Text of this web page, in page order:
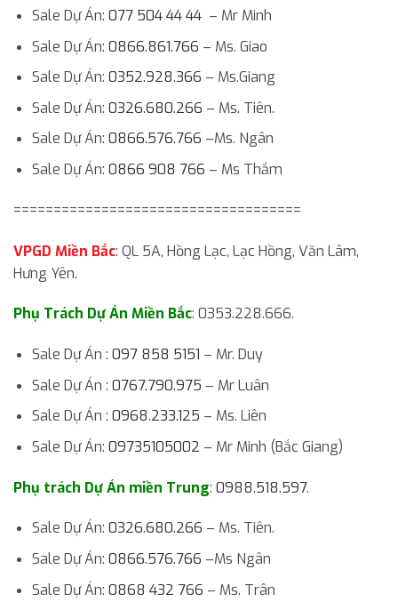
Sale Dự Án: 077 504 44 44– Mr Minh
Sale Dự Án: 0866.861.766 – Ms. Giao
Sale Dự Án: 0352.928.366 – Ms.Giang
Sale Dự Án: 0326.680.266 – Ms. Tiên.
Sale Dự Án: 0866.576.766 –Ms. Ngân
Sale Dự Án: 0866 908 766 – Ms Thắm
====================================
VPGD Miền Bắc: QL 5A, Hồng Lạc, Lạc Hồng, Văn Lâm,
Hưng Yên.
Phụ Trách Dự Án Miền Bắc: 0353.228.666.
Sale Dự Án : 097 858 5151 – Mr. Duy
Sale Dự Án : 0767.790.975 – Mr Luân
Sale Dự Án : 0968.233.125 – Ms. Liên
Sale Dự Án: 09735105002 – Mr Minh (Bắc Giang)
Phụ trách Dự Án miền Trung: 0988.518.597.
Sale Dự Án: 0326.680.266 – Ms. Tiên.
Sale Dự Án: 0866.576.766 –Ms Ngân
Sale Dự Án: 0868 432 766 – Ms. Trân